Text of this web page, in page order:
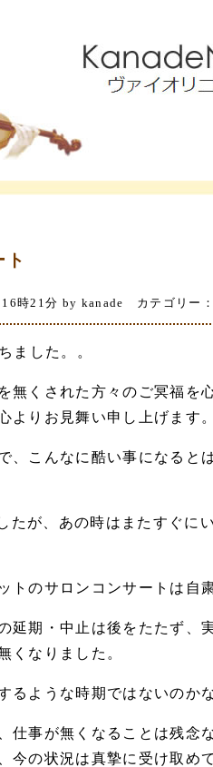
ト
時21分 by kanade カテゴリー：
ました。。
無くされた方々のご冥福を
よりお見舞い申し上げます。
、こんなに酷い事になると
たが、あの時はまたすぐに
トのサロンコンサートは自
延期・中止は後をたたず、
くなりました。
るような時期ではないのか
仕事が無くなることは残念
今の状況は真摯に受け取め